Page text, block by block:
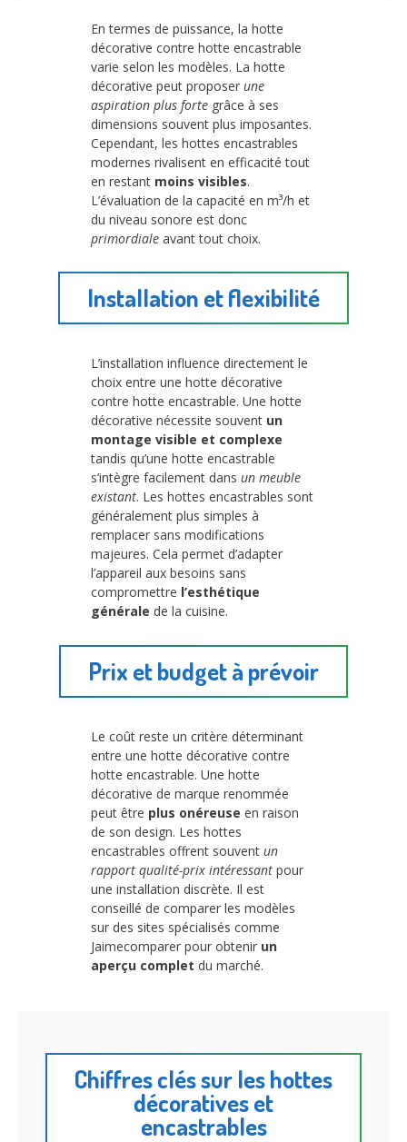
En termes de puissance, la hotte
décorative contre hotte encastrable
varie selon les modèles. La hotte
décorative peut proposer une
aspiration plus forte grâce à ses
dimensions souvent plus imposantes.
Cependant, les hottes encastrables
modernes rivalisent en efficacité tout
en restant moins visibles.
L’évaluation de la capacité en m³/h et
du niveau sonore est donc
primordiale avant tout choix.
Installation et flexibilité
L’installation influence directement le
choix entre une hotte décorative
contre hotte encastrable. Une hotte
décorative nécessite souvent un
montage visible et complexe
tandis qu’une hotte encastrable
s’intègre facilement dans un meuble
existant. Les hottes encastrables sont
généralement plus simples à
remplacer sans modifications
majeures. Cela permet d’adapter
l’appareil aux besoins sans
compromettre l’esthétique
générale de la cuisine.
Prix et budget à prévoir
Le coût reste un critère déterminant
entre une hotte décorative contre
hotte encastrable. Une hotte
décorative de marque renommée
peut être plus onéreuse en raison
de son design. Les hottes
encastrables offrent souvent un
rapport qualité-prix intéressant pour
une installation discrète. Il est
conseillé de comparer les modèles
sur des sites spécialisés comme
Jaimecomparer pour obtenir un
aperçu complet du marché.
Chiffres clés sur les hottes
décoratives et
encastrables